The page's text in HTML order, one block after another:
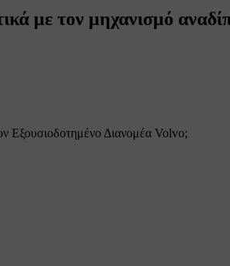
με τον μηχανισμό
Εξουσιοδοτημένο Διανομέα Volvo;